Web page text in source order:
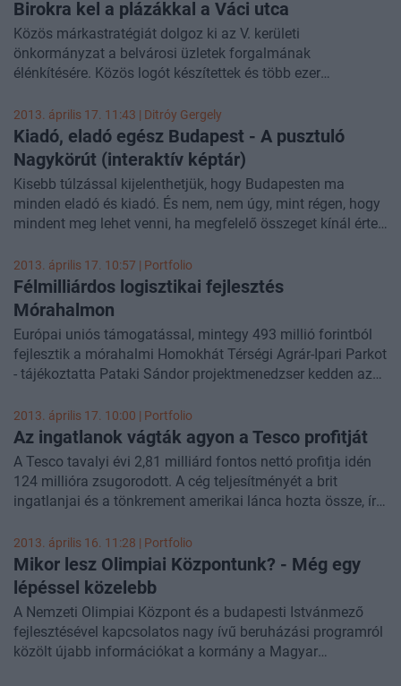
általános tapasztalataikat a CBRE nemzetközi és hazai
szakértői egy mai sajtóeseményen.
Birokra kel a plázákkal a Váci utca
Közös márkastratégiát dolgoz ki az V. kerületi
önkormányzat a belvárosi üzletek forgalmának
élénkítésére. Közös logót készítettek és több ezer
helyeznének el az üzletekben, amely az üzletek előtti
lábtörlőkön és 3D-s hologram matricaként a portálokon is
megjelenne - adta hírül az MTI.
2013. április 17. 11:43 | Ditróy Gergely
Kiadó, eladó egész Budapest - A pusztuló
Nagykörút (interaktív képtár)
Kisebb túlzással kijelenthetjük, hogy Budapesten ma
minden eladó és kiadó. És nem, nem úgy, mint régen, hogy
mindent meg lehet venni, ha megfelelő összeget kínál érte
üzlethelyiségek, lakások, raktárak, hogy senki sem áll sorba
érte, hogy megszerezze. Most a városképet leginkább
csúfító, és az élhetőség érzetét komolyan befolyásoló
problémával, az egyre több és egyre lepusztultabb üresen
álló üzlethelyiség problémájával foglalkozunk.
Elemzésünkhöz segítségül hívtuk az érintett
önkormányzatokat, ingatlanpiaci elemzőket, és egy komoly
térképünkön pedig végignézhetik a Körút üres üzleteit.
2013. április 17. 10:57 | Portfolio
Félmilliárdos logisztikai fejlesztés
Mórahalmon
Európai uniós támogatással, mintegy 493 millió forintból
fejlesztik a mórahalmi Homokhát Térségi Agrár-Ipari Parkot
- tájékoztatta Pataki Sándor projektmenedzser kedden az
2013. április 17. 10:00 | Portfolio
Az ingatlanok vágták agyon a Tesco profitját
A Tesco tavalyi évi 2,81 milliárd fontos nettó profitja idén
124 millióra zsugorodott. A cég teljesítményét a brit
ingatlanjai és a tönkrement amerikai lánca hozta össze, írja
2013. április 16. 11:28 | Portfolio
Mikor lesz Olimpiai Központunk? - Még egy
lépéssel közelebb
A Nemzeti Olimpiai Központ és a budapesti Istvánmező
fejlesztésével kapcsolatos nagy ívű beruházási programról
közölt újabb információkat a kormány a Magyar